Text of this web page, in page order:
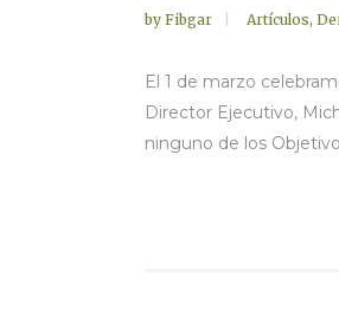
by Fibgar Artículos,
El 1 de marzo
Director Ejecutivo,
ninguno de los